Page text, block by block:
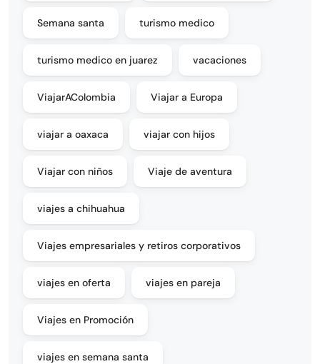
Semana santa turismo medico
turismo medico en juarez vacaciones
ViajarAColombia Viajar a Europa
viajar a oaxaca viajar con hijos
Viajar con niños Viaje de aventura
viajes a chihuahua
Viajes empresariales y retiros corporativos
viajes en oferta viajes en pareja
Viajes en Promoción
viajes en semana santa